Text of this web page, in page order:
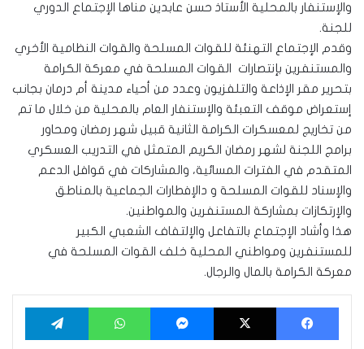
والإستنفار بالمحلية الأستاذ حسن عابدين مناها الإجتماع الدوري
للجنة.
وقدم الإجتماع التهنئة للقوات المسلحة والقوات النظامية الأخري
والمستنفرين بإنتصارات القوات المسلحة في معركة الكرامة
بتحرير مقر الإذاعة والتلفزيون وعدد من أحياء مدينة أم درمان بجانب
إستعراض موقف التعبئة والإستنفار العام بالمحلية من خلال ما تم
من تخاريج لمعسكرات الكرامة الثانية قبيل شهر رمضان ومحاور
برامج اللجنة لشهر رمضان الكريم المتمثل في التدريب العسكري
المتقدم في الفترات المسائية، والمشاركات في قوافل الدعم
والإسناد للقوات المسلحة و دالإفطارات الجماعية بالمناطق
والإرتكازات بمشاركة المستنفرين والمواطنين.
هذا وأشاد الإجتماع بالتفاعل والإلتفاف الشعبي الكبير
للمستنفرين ومواطني المحلية خلف القوات المسلحة في
معركة الكرامة بالمال والرجال.
فيسبوك ‫X ماسنجر واتساب